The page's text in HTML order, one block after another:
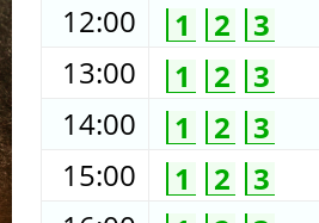
12:00
1 2 3
13:00
1 2 3
14:00
1 2 3
15:00
1 2 3